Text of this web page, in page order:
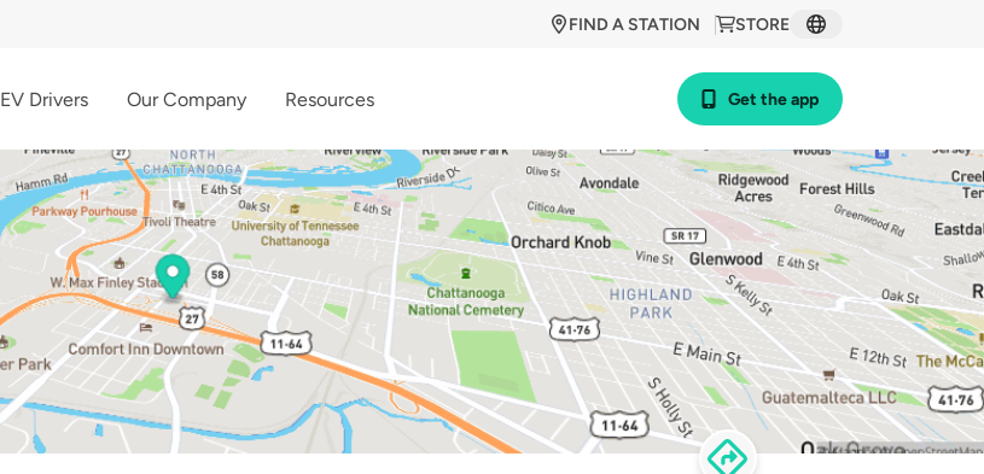
STORE
FIND A STATION
EV Drivers Our Company Resources Get the app